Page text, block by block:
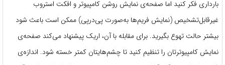
بارداری فکر کنید اما صفحه‌ی نمایش روشن کامپیوتر و افکت استروب
غیرقابل‌تشخیص (نمایش فریم‌ها به‌صورت پی‌درپی) ممکن است باعث شود
بیشتر حالت تهوع بگیرید. برای مقابله با آن، اریک پیشنهاد می‌کند صفحه‌ی
نمایش کامپیوترتان را تنظیم کنید تا چشم‌هایتان کمتر خسته شود. اندازه‌ی